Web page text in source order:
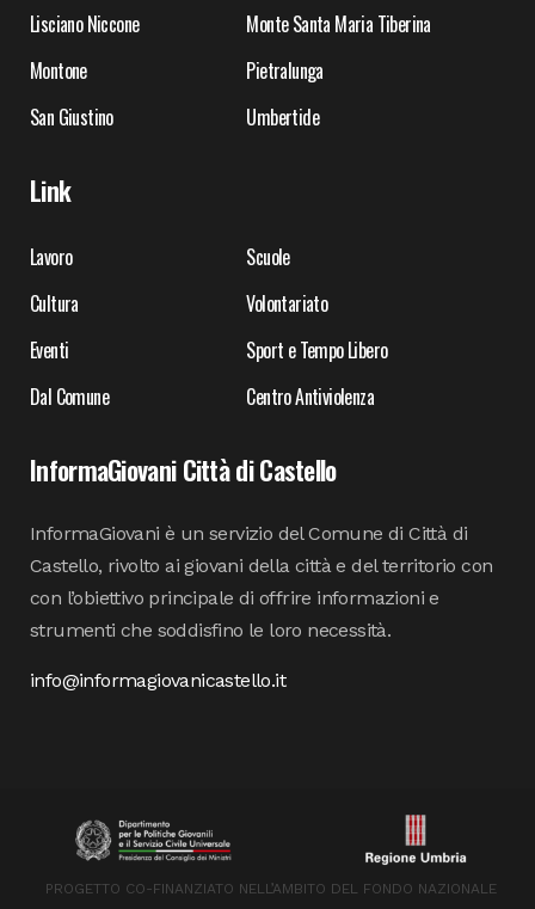
Lisciano Niccone
Monte Santa Maria Tiberina
Montone
Pietralunga
San Giustino
Umbertide
Link
Lavoro
Scuole
Cultura
Volontariato
Eventi
Sport e Tempo Libero
Dal Comune
Centro Antiviolenza
InformaGiovani Città di Castello
InformaGiovani è un servizio del Comune di Città di
Castello, rivolto ai giovani della città e del territorio con
con l’obiettivo principale di offrire informazioni e
strumenti che soddisfino le loro necessità.
info@informagiovanicastello.it
PROGETTO CO-FINANZIATO NELL’AMBITO DEL FONDO NAZIONALE